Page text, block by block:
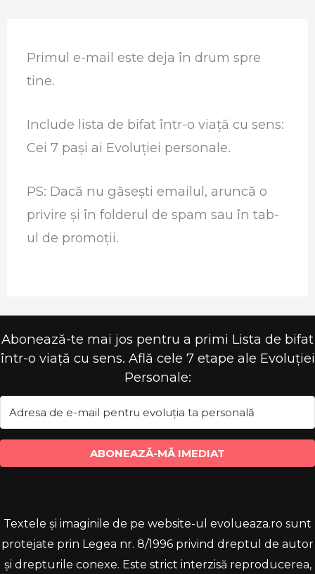
content
Primul e-mail este deja în drum spre
tine.
Include lista de bifat într-o viață cu sens:
Cei 7 pași ai Evoluției personale.
PS: Dacă nu găsești emailul, aruncă o
privire și în folderul de spam sau în tab-
ul de promoții.
Abonează-te mai jos pentru a primi Lista de bifat
într-o viață cu sens. Află cele 7 etape ale Evoluției
Personale:
ABONEAZĂ-MĂ IMEDIAT
Textele și imaginile de pe website-ul evolueaza.ro sunt
protejate prin Legea nr. 8/1996 privind dreptul de autor
și drepturile conexe. Este strict interzisă reproducerea,